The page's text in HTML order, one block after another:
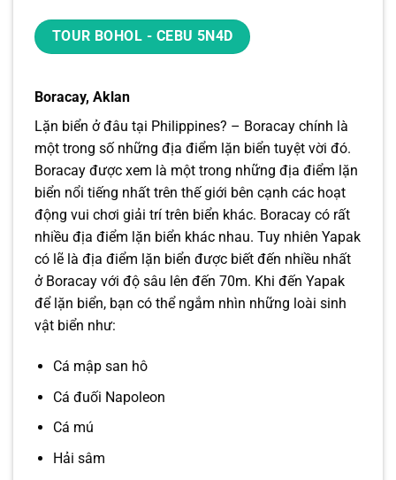
TOUR BOHOL - CEBU 5N4D
Boracay, Aklan
Lặn biển ở đâu tại Philippines? – Boracay chính là
một trong số những địa điểm lặn biển tuyệt vời đó.
Boracay được xem là một trong những địa điểm lặn
biển nổi tiếng nhất trên thế giới bên cạnh các hoạt
động vui chơi giải trí trên biển khác. Boracay có rất
nhiều địa điểm lặn biển khác nhau. Tuy nhiên Yapak
có lẽ là địa điểm lặn biển được biết đến nhiều nhất
ở Boracay với độ sâu lên đến 70m. Khi đến Yapak
để lặn biển, bạn có thể ngắm nhìn những loài sinh
vật biển như:
Cá mập san hô
Cá đuối Napoleon
Cá mú
Hải sâm